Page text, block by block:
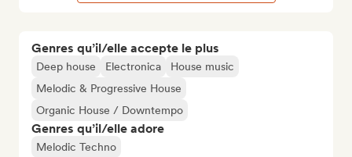
Genres qu’il/elle accepte le plus
Deep house Electronica
House music
Melodic & Progressive House
Organic House / Downtempo
Genres qu’il/elle adore
Melodic Techno